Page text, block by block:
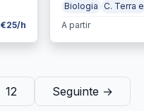
€25/h
Biologia
C. Terra e
A partir
12 Seguinte →